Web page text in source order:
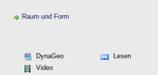
Raum und Form
DynaGeo
Lesen
Video